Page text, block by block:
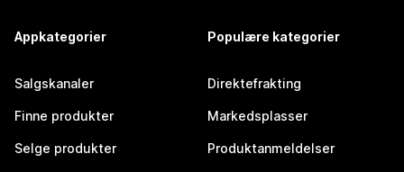
Appkategorier
Salgskanaler
Finne produkter
Selge produkter
Populære kategorier
Direktefrakting
Markedsplasser
Produktanmeldelser